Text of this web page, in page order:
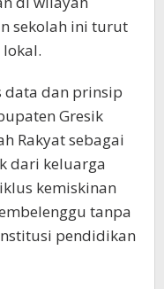
sekolah ini turut
data dan prinsip
Gresik
Rakyat sebagai
dari keluarga
kemiskinan
tanpa
pendidikan